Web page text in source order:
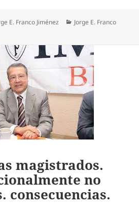
E. Franco Jiménez Categorías
Jorge E. Franco
magistrados.
no
consecuencias.